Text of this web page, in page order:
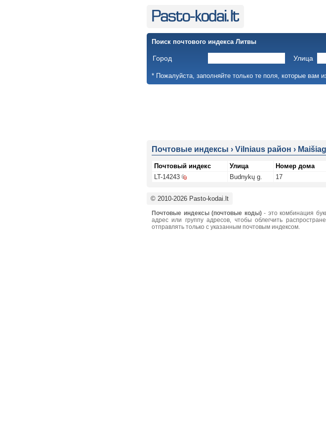
Поиск почтового индекса Литвы
Город Улица
* Пожалуйста, заполняйте только те поля, которые вам
Почтовые индексы › Vilniaus район ›
Почтовый индекс Улица Номер дома
LT-14243
Budnykų g. 17
© 2010-2026 Pasto-kodai.lt
Почтовые индексы (почтовые коды)- это комбинация
адрес или группу адресов, чтобы облегчить
отправлять только с указанным почтовым индексом.